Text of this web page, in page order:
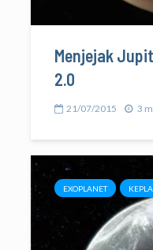
Menjejak
2.0
21/07/2015 3
EXOPLANET